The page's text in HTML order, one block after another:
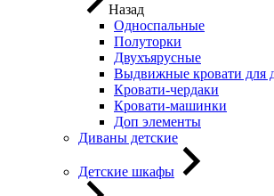
Назад
Односпальные
Полуторки
Двухъярусные
Выдвижные кровати для
Кровати-чердаки
Кровати-машинки
Доп элементы
Диваны детские
Детские шкафы